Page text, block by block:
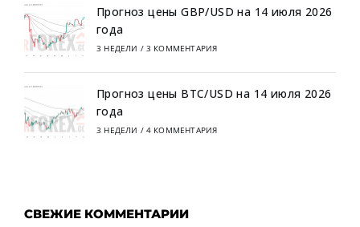
Прогноз цены GBP/USD на 14 июля 2026
года
3 НЕДЕЛИ / 3 КОММЕНТАРИЯ
Прогноз цены BTC/USD на 14 июля 2026
года
3 НЕДЕЛИ / 4 КОММЕНТАРИЯ
СВЕЖИЕ КОММЕНТАРИИ